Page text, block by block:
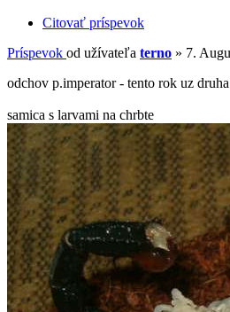
Citovať príspevok
Príspevok od užívateľa terno » 7.
odchov p.imperator - tento rok uz druha
samica s larvami na chrbte